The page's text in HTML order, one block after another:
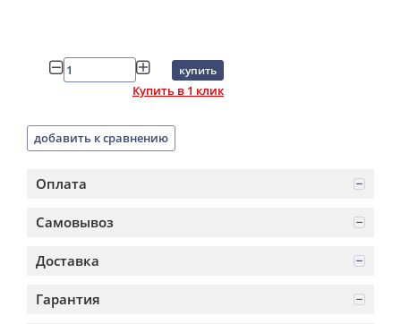
купить
Купить в 1 клик
добавить к сравнению
Оплата
Самовывоз
Доставка
Гарантия